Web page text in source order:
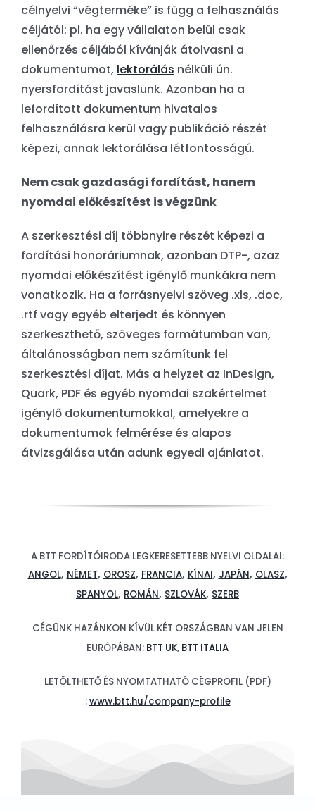
célnyelvi “végterméke” is függ a felhasználás
céljától: pl. ha egy vállalaton belül csak
ellenőrzés céljából kívánják átolvasni a
dokumentumot, lektorálás nélküli ún.
nyersfordítást javaslunk. Azonban ha a
lefordított dokumentum hivatalos
felhasználásra kerül vagy publikáció részét
képezi, annak lektorálása létfontosságú.
Nem csak gazdasági fordítást, hanem
nyomdai előkészítést is végzünk
A szerkesztési díj többnyire részét képezi a
fordítási honoráriumnak, azonban DTP-, azaz
nyomdai előkészítést igénylő munkákra nem
vonatkozik. Ha a forrásnyelvi szöveg .xls, .doc,
.rtf vagy egyéb elterjedt és könnyen
szerkeszthető, szöveges formátumban van,
általánosságban nem számítunk fel
szerkesztési díjat. Más a helyzet az InDesign,
Quark, PDF és egyéb nyomdai szakértelmet
igénylő dokumentumokkal, amelyekre a
dokumentumok felmérése és alapos
átvizsgálása után adunk egyedi ajánlatot.
A BTT FORDÍTÓIRODA LEGKERESETTEBB NYELVI OLDALAI:
ANGOL, NÉMET, OROSZ, FRANCIA, KÍNAI, JAPÁN, OLASZ,
SPANYOL, ROMÁN, SZLOVÁK, SZERB
CÉGÜNK HAZÁNKON KÍVÜL KÉT ORSZÁGBAN VAN JELEN
EURÓPÁBAN: BTT UK, BTT ITALIA
LETÖLTHETŐ ÉS NYOMTATHATÓ CÉGPROFIL (PDF)
:www.btt.hu/company-profile